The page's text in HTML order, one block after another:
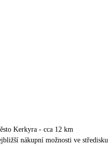
Kerkyra - cca 12 km
nákupní možnosti ve středisku